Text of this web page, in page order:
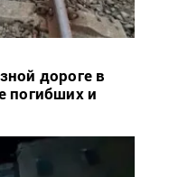
дороге в
погибших и